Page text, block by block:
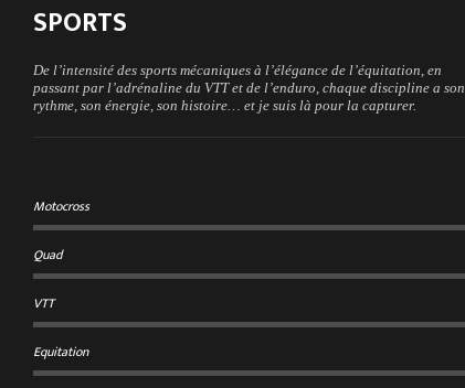
SPORTS
De l’intensité des sports mécaniques à l’élégance de l’équitation, en
passant par l’adrénaline du VTT et de l’enduro, chaque discipline a son
rythme, son énergie, son histoire… et je suis là pour la capturer.
Motocross
Quad
VTT
Equitation